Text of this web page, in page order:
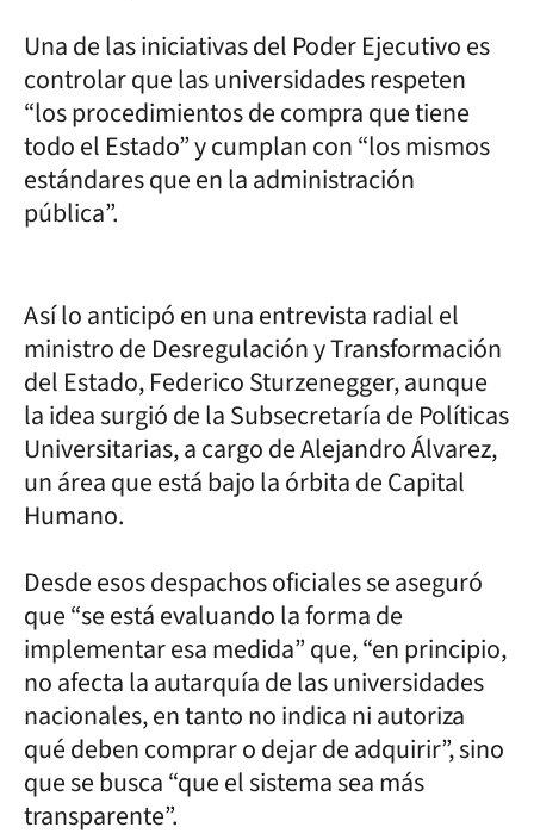
Una de las iniciativas del Poder Ejecutivo es
controlar que las universidades respeten
“los procedimientos de compra que tiene
todo el Estado” y cumplan con “los mismos
estándares que en la administración
pública”.
Así lo anticipó en una entrevista radial el
ministro de Desregulación y Transformación
del Estado, Federico Sturzenegger, aunque
la idea surgió de la Subsecretaría de Políticas
Universitarias, a cargo de Alejandro Álvarez,
un área que está bajo la órbita de Capital
Humano.
Desde esos despachos oficiales se aseguró
que “se está evaluando la forma de
implementar esa medida” que, “en principio,
no afecta la autarquía de las universidades
nacionales, en tanto no indica ni autoriza
qué deben comprar o dejar de adquirir”, sino
que se busca “que el sistema sea más
transparente”.